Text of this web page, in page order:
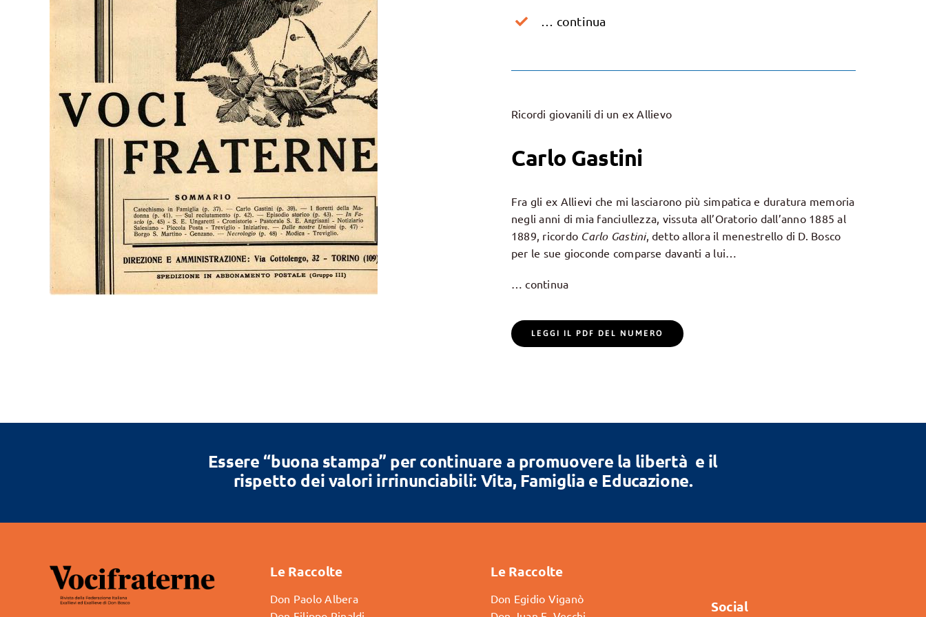
… continua
Ricordi giovanili di un ex Allievo
Carlo Gastini
Fra gli ex Allievi che mi lasciarono più simpatica e duratura memoria
negli anni di mia fanciullezza, vissuta all’Oratorio dall’anno 1885 al
1889, ricordo Carlo Gastini, detto allora il menestrello di D. Bosco
per le sue gioconde comparse davanti a lui…
… continua
LEGGI IL PDF DEL NUMERO
Essere “buona stampa” per continuare a promuovere la libertà e il
rispetto dei valori irrinunciabili: Vita, Famiglia e Educazione.
Le Raccolte
Don Paolo Albera
Le Raccolte
Don Egidio Viganò
Social